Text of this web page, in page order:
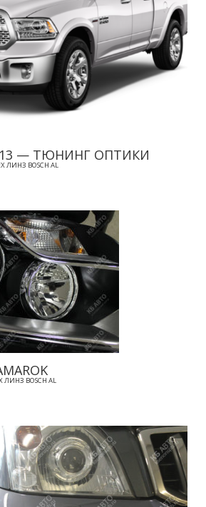
— ТЮНИНГ ОПТИКИ
BOSCH AL
BOSCH AL